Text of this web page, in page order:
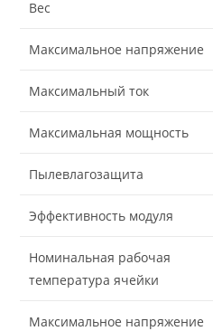
Вес
Максимальное напряжение
Максимальный ток
Максимальная мощность
Пылевлагозащита
Эффективность модуля
Номинальная рабочая
температура ячейки
Максимальное напряжение